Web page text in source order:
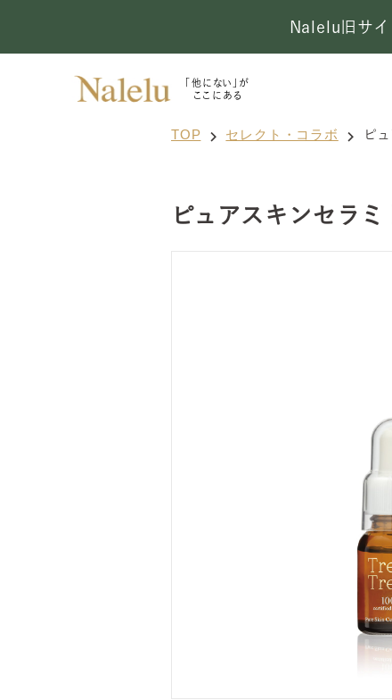
Nalelu旧サ
「他にない」が
ここにある
TOP セレクト・コラボ ピ
ピュアスキンセラミ